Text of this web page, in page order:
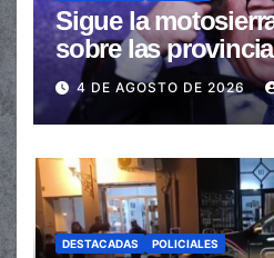
Sigue la
sobre las
de las
automáticas
4 DE AGOSTO DE 2026
DESTACADAS POLICIALES